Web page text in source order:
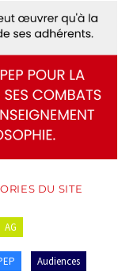
DU SITE
AG
Audiences